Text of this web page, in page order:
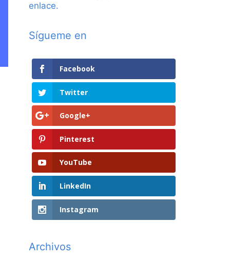
enlace.
Sígueme en
Facebook
Twitter
Google+
Pinterest
YouTube
LinkedIn
Instagram
Archivos